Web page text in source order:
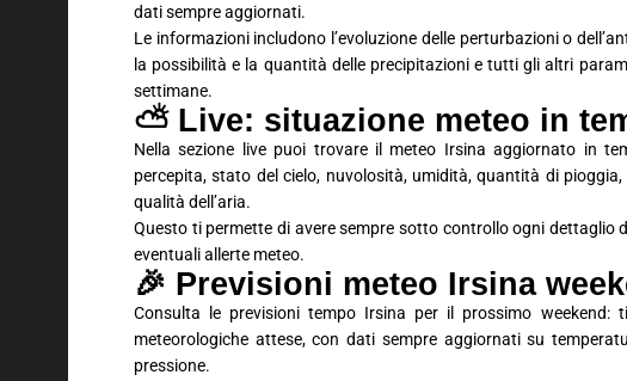
dati sempre aggiornati.
Le informazioni includono l’evoluzione delle perturbazioni o
la possibilità e la quantità delle precipitazioni e tutti gli altri
settimane.
⛅ Live: situazione meteo in
Nella sezione live puoi trovare il meteo Irsina aggiornato in
percepita, stato del cielo, nuvolosità, umidità, quantità di
qualità dell’aria.
Questo ti permette di avere sempre sotto controllo ogni dettaglio
eventuali allerte meteo.
🎉 Previsioni meteo Irsina
Consulta le previsioni tempo Irsina per il prossimo
meteorologiche attese, con dati sempre aggiornati su
pressione.